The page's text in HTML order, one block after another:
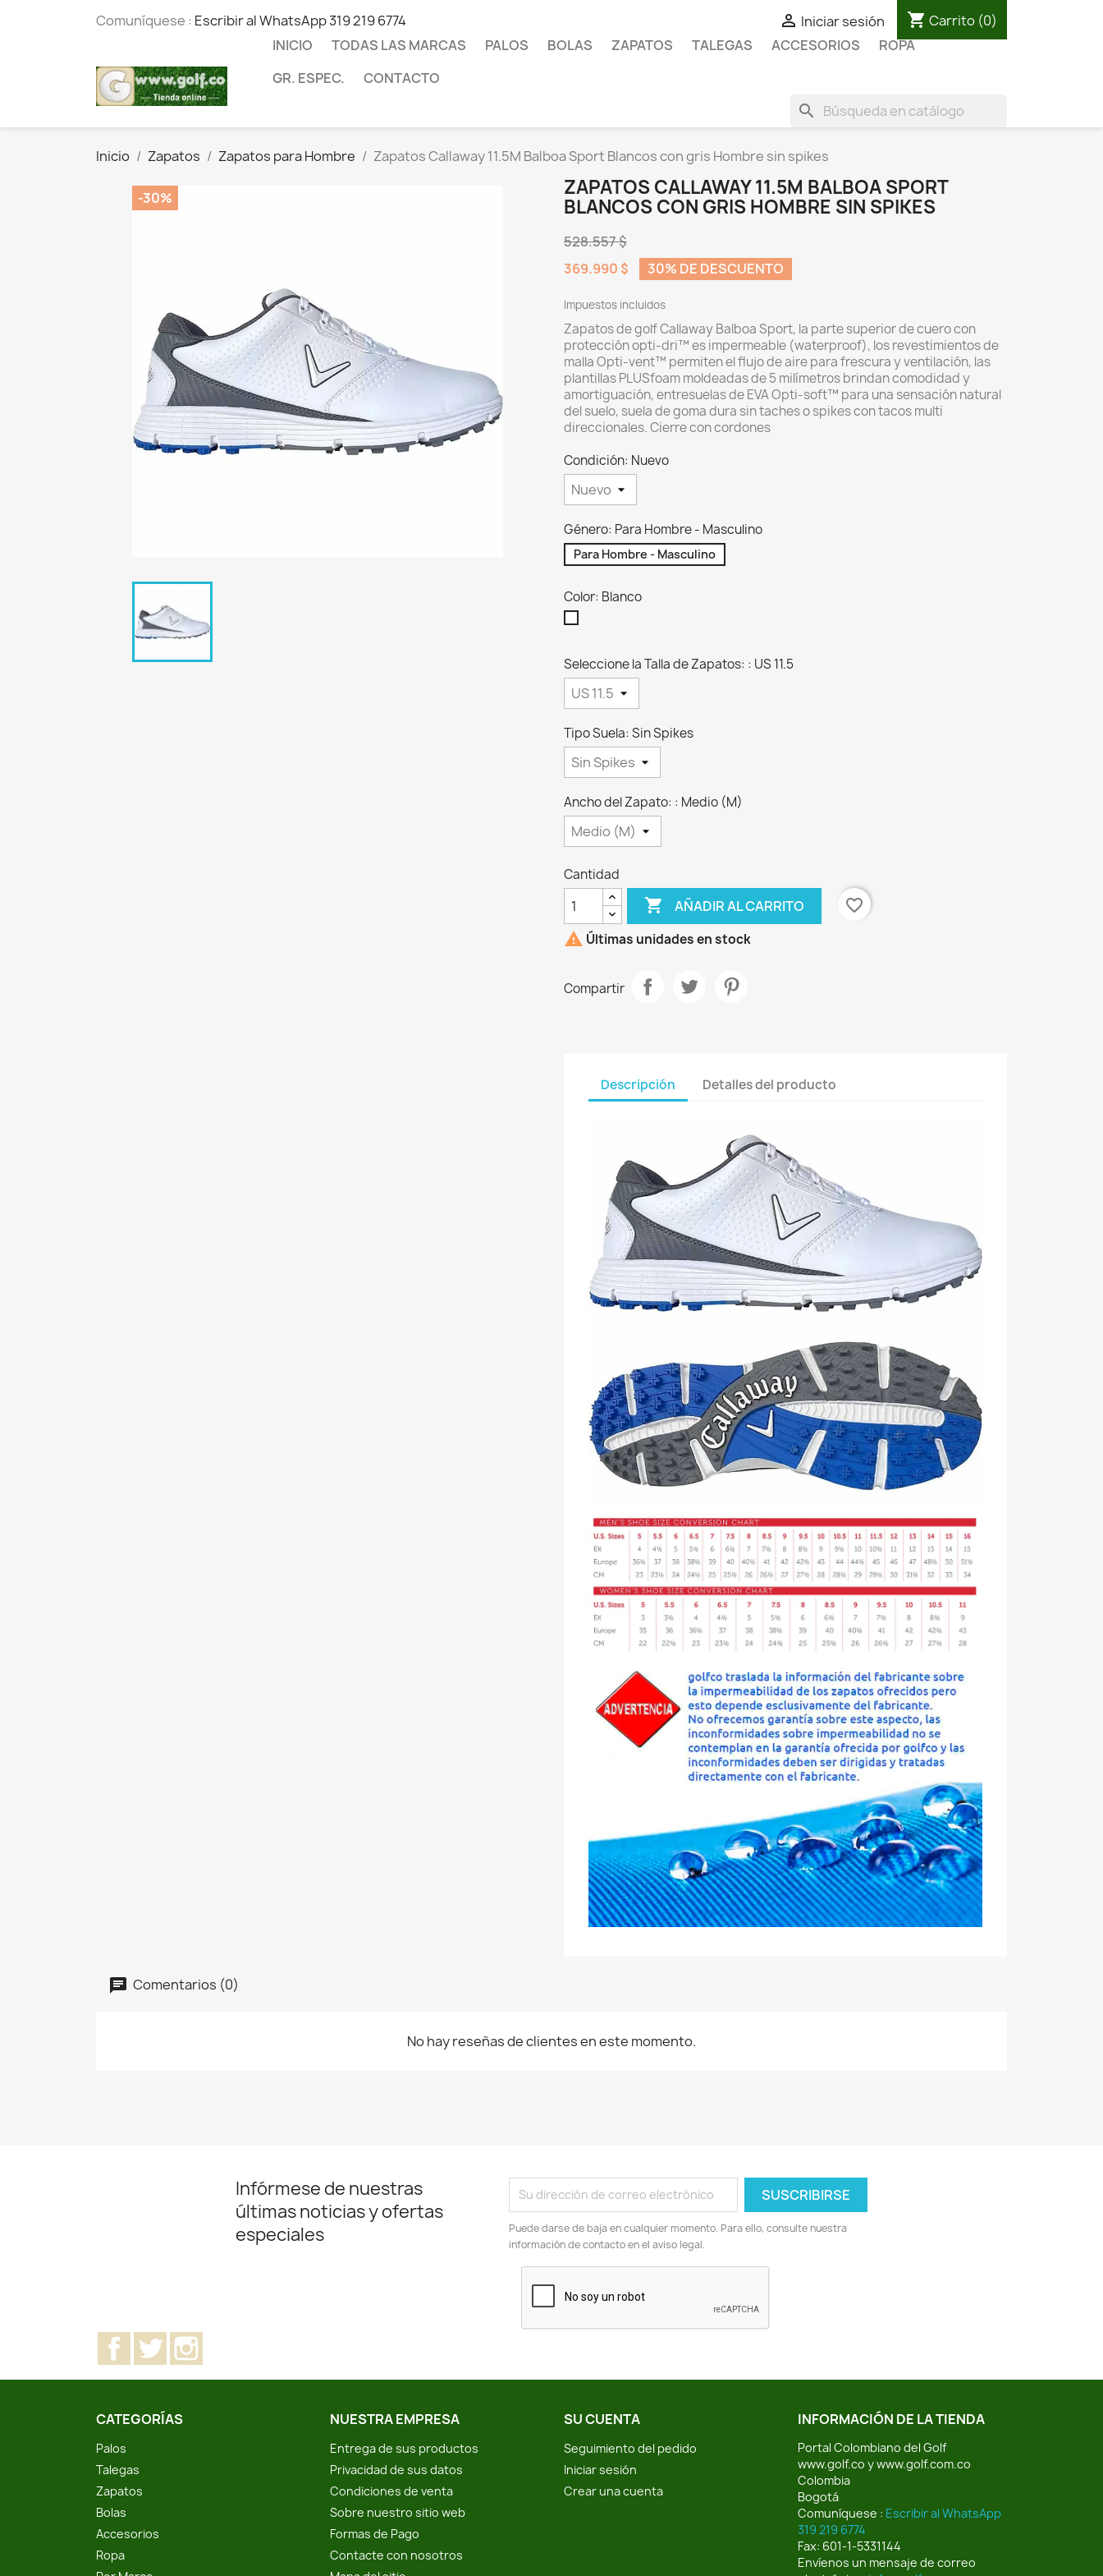
Comuníquese : Escribir al WhatsApp 319 219 6774  Iniciar sesión shopping_cart Carrito (0)
INICIO
TODAS LAS MARCAS PALOS BOLAS ZAPATOS TALEGAS ACCESORIOS
ROPA
GR. ESPEC.
CONTACTO
search
Inicio Zapatos Zapatos para Hombre Zapatos Callaway 11.5M Balboa Sport Blancos con gris Hombre sin spikes
-30%
ZAPATOS CALLAWAY 11.5M BALBOA SPORT
BLANCOS CON GRIS HOMBRE SIN SPIKES
528.557 $
369.990 $
30% DE DESCUENTO
Impuestos incluidos
Zapatos de golf Callaway Balboa Sport, la parte superior de cuero con
protección opti-dri™ es impermeable (waterproof), los revestimientos de
malla Opti-vent™ permiten el flujo de aire para frescura y ventilación, las
plantillas PLUSfoam moldeadas de 5 milímetros brindan comodidad y
amortiguación, entresuelas de EVA Opti-soft™ para una sensación natural
del suelo, suela de goma dura sin taches o spikes con tacos multi
direccionales.Cierre con cordones
Condición: Nuevo
Género: Para Hombre - Masculino
Para Hombre - Masculino
Color: Blanco
Seleccione la Talla de Zapatos: : US 11.5
Tipo Suela: Sin Spikes
Ancho del Zapato: : Medio (M)
Cantidad
 AÑADIR AL CARRITO
favorite_border
 Últimas unidades en stock
Compartir
Descripción Detalles del producto
Comentarios (0)
No hay reseñas de clientes en este momento.
Infórmese de nuestras
últimas noticias y ofertas
especiales
Puede darse de baja en cualquier momento. Para ello, consulte nuestra
información de contacto en el aviso legal.
Facebook
Twitter
CATEGORÍAS
Palos
Talegas
Zapatos
Bolas
Accesorios
Ropa
NUESTRA EMPRESA
Entrega de sus productos
Privacidad de sus datos
Condiciones de venta
Sobre nuestro sitio web
Formas de Pago
Contacte con nosotros
SU CUENTA
Seguimiento del pedido
Iniciar sesión
Crear una cuenta
INFORMACIÓN DE LA TIENDA
Portal Colombiano del Golf
www.golf.co y www.golf.com.co
Colombia
Bogotá
Comuníquese : Escribir al WhatsApp
319 219 6774
Fax: 601-1-5331144
Envíenos un mensaje de correo